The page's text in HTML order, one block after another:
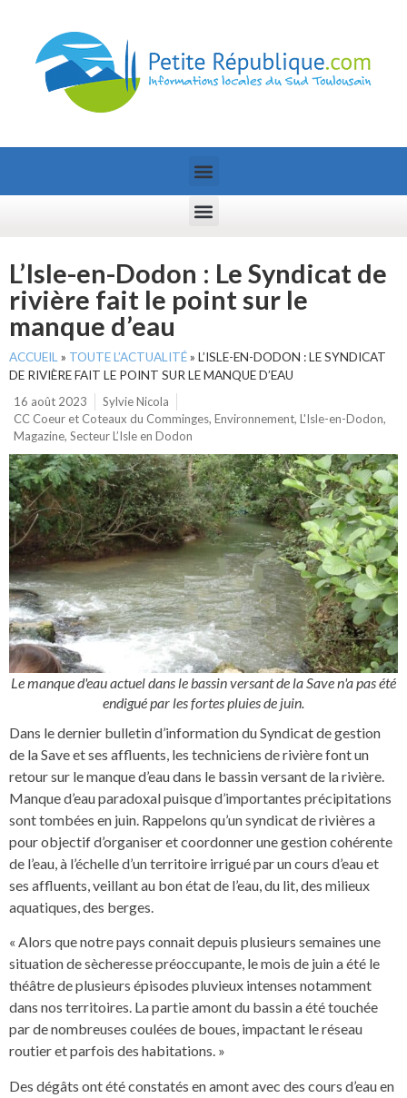
L’Isle-en-Dodon : Le Syndicat de
rivière fait le point sur le
manque d’eau
ACCUEIL » TOUTE L’ACTUALITÉ» L’ISLE-EN-DODON : LE SYNDICAT
DE RIVIÈRE FAIT LE POINT SUR LE MANQUE D’EAU
16 août 2023
Sylvie Nicola
CC Coeur et Coteaux du Comminges, Environnement, L'Isle-en-Dodon,
Magazine, Secteur L’Isle en Dodon
Le manque d'eau actuel dans le bassin versant de la Save n'a pas été
endigué par les fortes pluies de juin.
Dans le dernier bulletin d’information du Syndicat de gestion
de la Save et ses affluents, les techniciens de rivière font un
retour sur le manque d’eau dans le bassin versant de la rivière.
Manque d’eau paradoxal puisque d’importantes précipitations
sont tombées en juin. Rappelons qu’un syndicat de rivières a
pour objectif d’organiser et coordonner une gestion cohérente
de l’eau, à l’échelle d’un territoire irrigué par un cours d’eau et
ses affluents, veillant au bon état de l’eau, du lit, des milieux
aquatiques, des berges.
« Alors que notre pays connait depuis plusieurs semaines une
situation de sècheresse préoccupante, le mois de juin a été le
théâtre de plusieurs épisodes pluvieux intenses notamment
dans nos territoires. La partie amont du bassin a été touchée
par de nombreuses coulées de boues, impactant le réseau
routier et parfois des habitations. »
Des dégâts ont été constatés en amont avec des cours d’eau en